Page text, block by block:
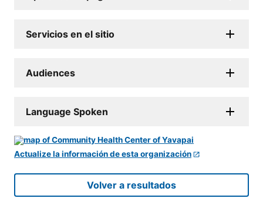
Servicios en el sitio
Audiences
Language Spoken
Actualize la información de esta organización
Volver a resultados